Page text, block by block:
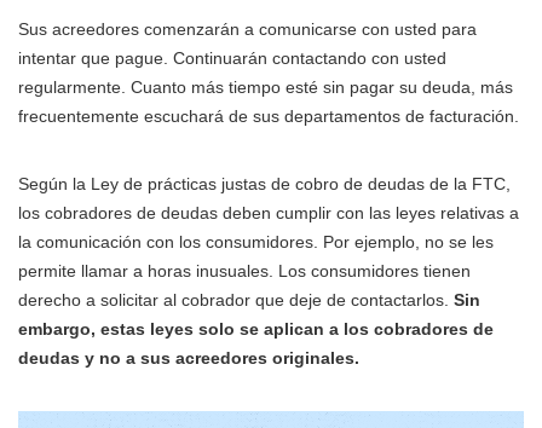
Sus acreedores comenzarán a comunicarse con usted para
intentar que pague. Continuarán contactando con usted
regularmente. Cuanto más tiempo esté sin pagar su deuda, más
frecuentemente escuchará de sus departamentos de facturación.
Según la Ley de prácticas justas de cobro de deudas de la FTC,
los cobradores de deudas deben cumplir con las leyes relativas a
la comunicación con los consumidores. Por ejemplo, no se les
permite llamar a horas inusuales. Los consumidores tienen
derecho a solicitar al cobrador que deje de contactarlos. Sin
embargo, estas leyes solo se aplican a los cobradores de
deudas y no a sus acreedores originales.